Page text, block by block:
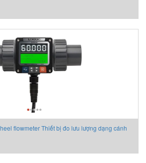
flowmeter Thiết bị đo lưu lượng dạng cánh